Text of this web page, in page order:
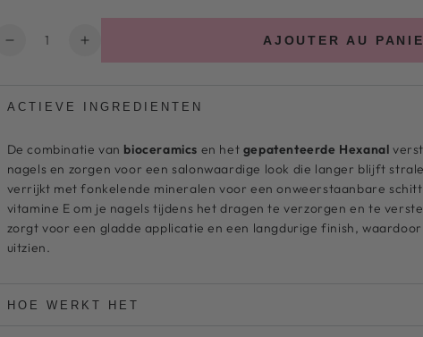
Quantité
Diminuer
pour
des
ongles
à
emporter
23
Augmenter
pour
des
à
emporter
23
AJOUTER AU
ACTIEVE INGREDIENTEN
De combinatie van bioceramics en het gepatenteerde Hexanal
nagels en zorgen voor een salonwaardige look die langer blijft
verrijkt met fonkelende mineralen voor een onweerstaanbare
vitamine E om je nagels tijdens het dragen te verzorgen en te
zorgt voor een gladde applicatie en een langdurige finish,
uitzien.
HOE WERKT HET